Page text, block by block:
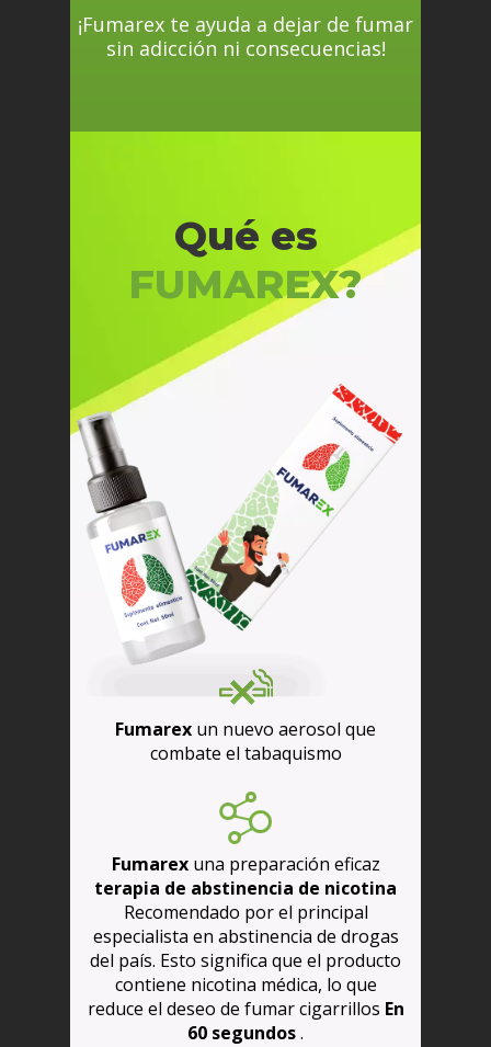
¡Fumarex te ayuda a dejar de fumar
sin adicción ni consecuencias!
Qué es
FUMAREX?
Fumarex un nuevo aerosol que
combate el tabaquismo
Fumarex una preparación eficaz
terapia de abstinencia de nicotina
Recomendado por el principal
especialista en abstinencia de drogas
del país. Esto significa que el producto
contiene nicotina médica, lo que
reduce el deseo de fumar cigarrillos En
60 segundos.